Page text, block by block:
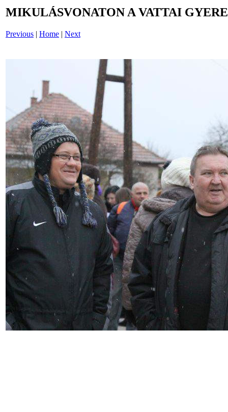
MIKULÁSVONATON A VATTAI
Previous | Home | Next